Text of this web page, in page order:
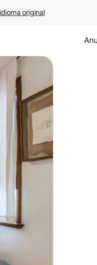
original
e deslizando o dedo na